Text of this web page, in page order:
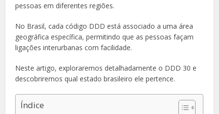
pessoas em diferentes regiões.
No Brasil, cada código DDD está associado a uma área
geográfica específica, permitindo que as pessoas façam
ligações interurbanas com facilidade.
Neste artigo, exploraremos detalhadamente o DDD 30 e
descobriremos qual estado brasileiro ele pertence.
Índice